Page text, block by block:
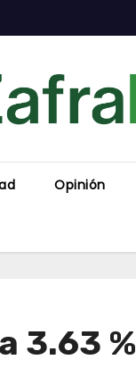
Opinión
3.63